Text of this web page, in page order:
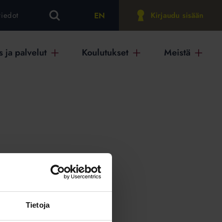
Tietoja
EN Kirjaudu sisään
ja palvelut Koulutukset Meistä